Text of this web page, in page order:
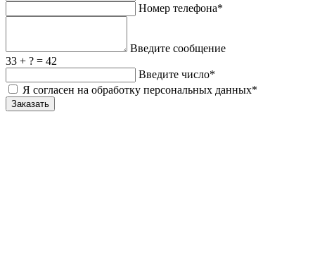
Номер телефона*
Введите сообщение
33 + ? = 42
Введите число*
Я согласен на обработку персональных данных*